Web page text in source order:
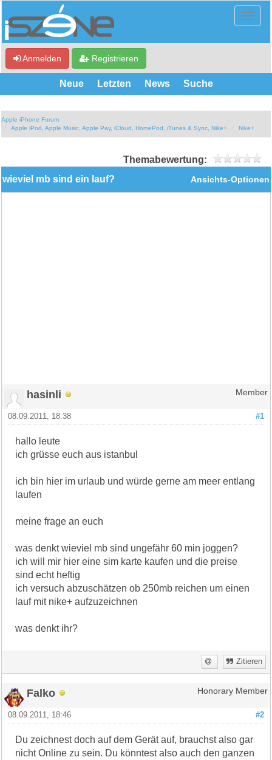
Anmelden Registrieren
Neue Letzten News Suche
Apple iPhone Forum
Apple iPod, Apple Music, Apple Pay, iCloud, HomePod, iTunes & Sync, Nike+
Nike+
Themabewertung:
Ansichts-Optionen
wieviel mb sind ein lauf?
hasinli Member
#1
08.09.2011, 18:38
hallo leute
ich grüsse euch aus istanbul
ich bin hier im urlaub und würde gerne am meer entlang
laufen
meine frage an euch
was denkt wieviel mb sind ungefähr 60 min joggen?
ich will mir hier eine sim karte kaufen und die preise
sind echt heftig
ich versuch abzuschätzen ob 250mb reichen um einen
lauf mit nike+ aufzuzeichnen
was denkt ihr?
Zitieren
Falko Honorary Member
#2
08.09.2011, 18:46
Du zeichnest doch auf dem Gerät auf, brauchst also gar
nicht Online zu sein. Du könntest also auch den ganzen